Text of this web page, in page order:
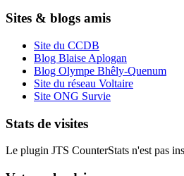
Sites & blogs amis
Site du CCDB
Blog Blaise Aplogan
Blog Olympe Bhêly-Quenum
Site du réseau Voltaire
Site ONG Survie
Stats de visites
Le plugin JTS CounterStats n'est pas